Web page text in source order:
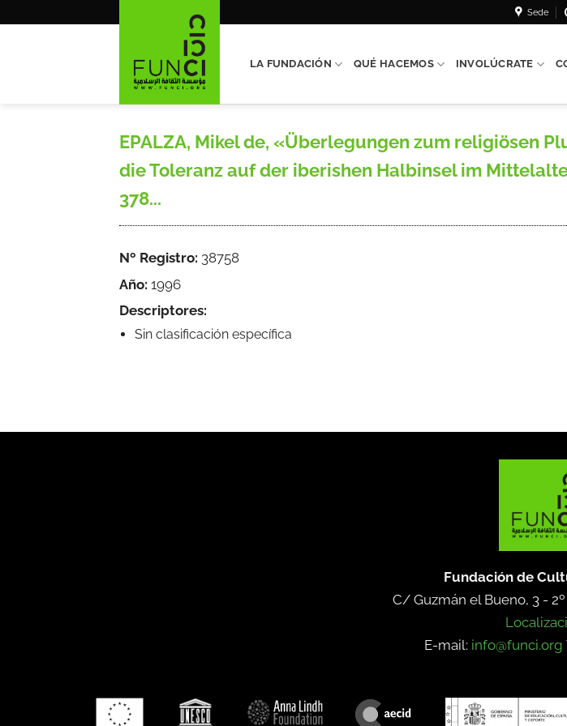
Sede
LA FUNDACIÓN QUÉ HACEMOS INVOLÚCRATE
EPALZA, Mikel de, «Überlegungen zum religiösen
die Toleranz auf der iberishen Halbinsel im
378...
Nº Registro: 38758
Año: 1996
Descriptores:
Sin clasificación específica
Fundación de
C/ Guzmán el Bueno, 3 -
E-mail: info@funci.org